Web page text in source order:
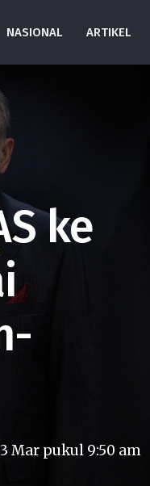
NASIONAL ARTIKEL
ke
3 Mar pukul 9:50 am